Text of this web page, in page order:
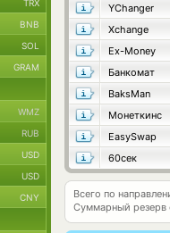
YChanger
Xchange
Ex-Money
Банкомат
BaksMan
Монеткинс
EasySwap
60сек
Всего по
Суммарный резерв
TRX
BNB
SOL
GRAM
WMZ
RUB
USD
USD
CNY